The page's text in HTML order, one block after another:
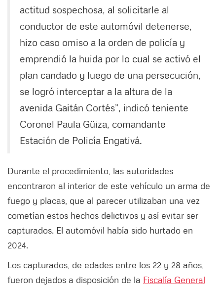
actitud sospechosa, al solicitarle al
conductor de este automóvil detenerse,
hizo caso omiso a la orden de policía y
emprendió la huida por lo cual se activó el
plan candado y luego de una persecución,
se logró interceptar a la altura de la
avenida Gaitán Cortés”, indicó teniente
Coronel Paula Güiza, comandante
Estación de Policía Engativá.
Durante el procedimiento, las autoridades
encontraron al interior de este vehículo un arma de
fuego y placas, que al parecer utilizaban una vez
cometían estos hechos delictivos y así evitar ser
capturados. El automóvil había sido hurtado en
2024.
Los capturados, de edades entre los 22 y 28 años,
fueron dejados a disposición de la Fiscalía General